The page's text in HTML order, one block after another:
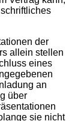
der
allein stellen
eines
an
über
sie nicht